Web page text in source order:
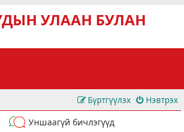
УЛААН БУЛАН
Нэвтрэх
Бүртгүүлэх
Уншаагүй бичлэгүүд